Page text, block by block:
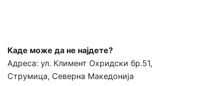
Каде може да не најдете?
Адреса: ул. Климент Охридски бр.51,
Струмица, Северна Македонија